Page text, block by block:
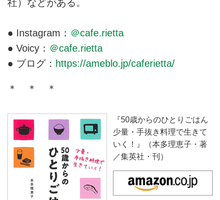
社）などがある。
● Instagram： ＠cafe.rietta
● Voicy： ＠cafe.rietta
● ブログ： https://ameblo.jp/caferietta/
＊ ＊ ＊
『50歳からのひとりごはん
少量・手抜き料理で生きて
いく！』（本多理恵子・著
／集英社・刊）